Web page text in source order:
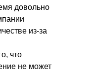
довольно
из-за
что
не может